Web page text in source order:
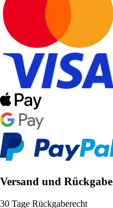
Versand und Rückgabe
30 Tage Rückgaberecht